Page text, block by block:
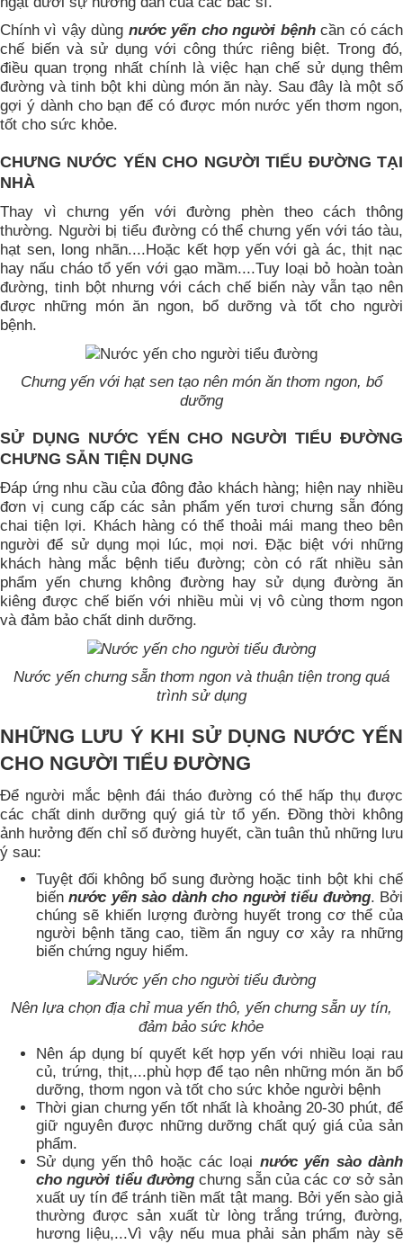
Chính vì vậy dùng nước yến cho người bệnhcần có cách
chế biến và sử dụng với công thức riêng biệt. Trong đó,
điều quan trọng nhất chính là việc hạn chế sử dụng thêm
đường và tinh bột khi dùng món ăn này. Sau đây là một số
gợi ý dành cho bạn để có được món nước yến thơm ngon,
tốt cho sức khỏe.
CHƯNG NƯỚC YẾN CHO NGƯỜI TIỂU ĐƯỜNG TẠI
NHÀ
Thay vì chưng yến với đường phèn theo cách thông
thường. Người bị tiểu đường có thể chưng yến với táo tàu,
hạt sen, long nhãn....Hoặc kết hợp yến với gà ác, thịt nạc
hay nấu cháo tổ yến với gạo mầm....Tuy loại bỏ hoàn toàn
đường, tinh bột nhưng với cách chế biến này vẫn tạo nên
được những món ăn ngon, bổ dưỡng và tốt cho người
bệnh.
Chưng yến với hạt sen tạo nên món ăn thơm ngon, bổ
dưỡng
SỬ DỤNG NƯỚC YẾN CHO NGƯỜI TIỂU ĐƯỜNG
CHƯNG SẴN TIỆN DỤNG
Đáp ứng nhu cầu của đông đảo khách hàng; hiện nay nhiều
đơn vị cung cấp các sản phẩm yến tươi chưng sẵn đóng
chai tiện lợi. Khách hàng có thể thoải mái mang theo bên
người để sử dụng mọi lúc, mọi nơi. Đặc biệt với những
khách hàng mắc bệnh tiểu đường; còn có rất nhiều sản
phẩm yến chưng không đường hay sử dụng đường ăn
kiêng được chế biến với nhiều mùi vị vô cùng thơm ngon
và đảm bảo chất dinh dưỡng.
Nước yến chưng sẵn thơm ngon và thuận tiện trong quá
trình sử dụng
NHỮNG LƯU Ý KHI SỬ DỤNG NƯỚC YẾN
CHO NGƯỜI TIỂU ĐƯỜNG
Để người mắc bệnh đái tháo đường có thể hấp thụ được
các chất dinh dưỡng quý giá từ tổ yến. Đồng thời không
ảnh hưởng đến chỉ số đường huyết, cần tuân thủ những lưu
ý sau:
Tuyệt đối không bổ sung đường hoặc tinh bột khi chế
biếnnước yến sào dành cho người tiểu đường. Bởi
chúng sẽ khiến lượng đường huyết trong cơ thể của
người bệnh tăng cao, tiềm ẩn nguy cơ xảy ra những
biến chứng nguy hiểm.
Nên lựa chọn địa chỉ mua yến thô, yến chưng sẵn uy tín,
đảm bảo sức khỏe
Nên áp dụng bí quyết kết hợp yến với nhiều loại rau
củ, trứng, thịt,...phù hợp để tạo nên những món ăn bổ
dưỡng, thơm ngon và tốt cho sức khỏe người bệnh
Thời gian chưng yến tốt nhất là khoảng 20-30 phút, để
giữ nguyên được những dưỡng chất quý giá của sản
phẩm.
Sử dụng yến thô hoặc các loại nước yến sào dành
cho người tiểu đườngchưng sẵn của các cơ sở sản
xuất uy tín để tránh tiền mất tật mang. Bởi yến sào giả
thường được sản xuất từ lòng trắng trứng, đường,
hương liệu,...Vì vậy nếu mua phải sản phẩm này sẽ